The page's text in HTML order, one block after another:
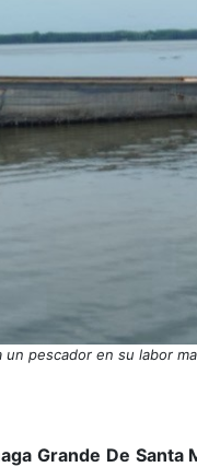
un pescador en su labor
Grande De Santa